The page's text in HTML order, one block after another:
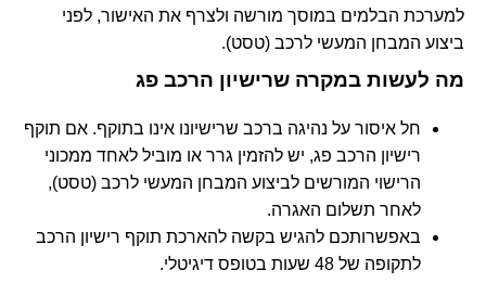
למערכת הבלמים במוסך מורשה ולצרף את האישור, לפני
ביצוע המבחן המעשי לרכב (טסט).
מה לעשות במקרה שרישיון הרכב פג
חל איסור על נהיגה ברכב שרישיונו אינו בתוקף. אם תוקף
רישיון הרכב פג, יש להזמין גרר או מוביל לאחד ממכוני
הרישוי המורשים לביצוע המבחן המעשי לרכב (טסט),
לאחר תשלום האגרה.
באפשרותכם להגיש בקשה להארכת תוקף רישיון הרכב
לתקופה של 48 שעות בטופס דיגיטלי.